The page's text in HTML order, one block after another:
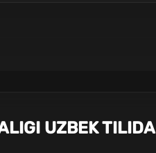
UZBEK TILIDA